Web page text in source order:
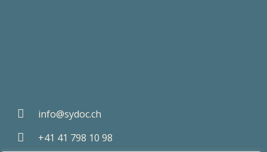
info@sydoc.ch
+41 41 798 10 98